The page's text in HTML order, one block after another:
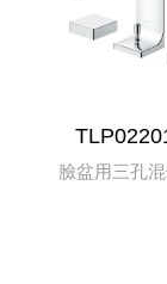
臉盆用三孔